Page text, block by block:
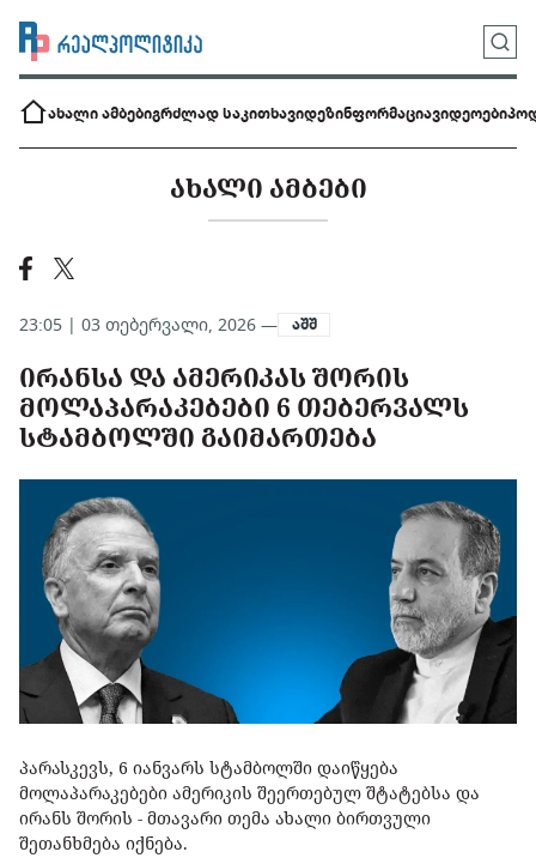
ახალი ამბებიგრძლად საკითხავიდეზინფორმაციავიდეოები
ᲐᲮᲐᲚᲘ ᲐᲛᲑᲔᲑᲘ
23:05 | 03 თებერვალი, 2026 — აშშ
ᲘᲠᲐᲜᲡᲐ ᲓᲐ ᲐᲛᲔᲠᲘᲙᲐᲡ ᲨᲝᲠᲘᲡ
ᲛᲝᲚᲐᲞᲐᲠᲐᲙᲔᲑᲔᲑᲘ 6 ᲗᲔᲑᲔᲠᲕᲐᲚᲡ
ᲡᲢᲐᲛᲑᲝᲚᲨᲘ ᲒᲐᲘᲛᲐᲠᲗᲔᲑᲐ
პარასკევს, 6 იანვარს სტამბოლში დაიწყება
მოლაპარაკებები ამერიკის შეერთებულ შტატებსა და
ირანს შორის - მთავარი თემა ახალი ბირთვული
შეთანხმება იქნება.